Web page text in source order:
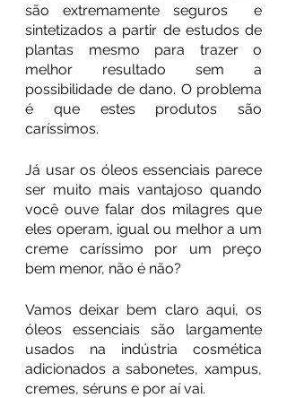
são extremamente seguros  e
sintetizados a partir de estudos de
plantas mesmo para trazer o
melhor resultado sem a
possibilidade de dano. O problema
é que estes produtos são
caríssimos.
Já usar os óleos essenciais parece
ser muito mais vantajoso quando
você ouve falar dos milagres que
eles operam, igual ou melhor a um
creme caríssimo por um preço
bem menor, não é não?
Vamos deixar bem claro aqui, os
óleos essenciais são largamente
usados na indústria cosmética
adicionados a sabonetes, xampus,
cremes, séruns e por aí vai.